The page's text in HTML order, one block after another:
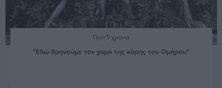
Πριν 5 χρόνια
"Εδώ θρηνούμε τον χαμό της κόρης του Ομήρου"